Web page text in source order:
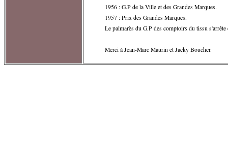
1956 : G.P de la Ville et des Grandes Marques.
1957 : Prix des Grandes Marques.
Le palmarès du G.P des comptoirs du tissu s'arrête
Merci à Jean-Marc Maurin et Jacky Boucher.